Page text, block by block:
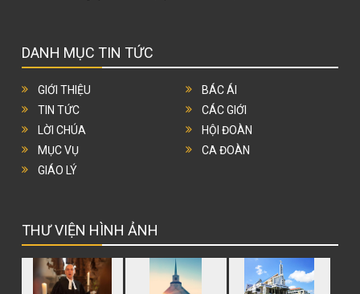
DANH MỤC TIN TỨC
GIỚI THIỆU
TIN TỨC
LỜI CHÚA
MỤC VỤ
GIÁO LÝ
BÁC ÁI
CÁC GIỚI
HỘI ĐOÀN
CA ĐOÀN
THƯ VIỆN HÌNH ẢNH